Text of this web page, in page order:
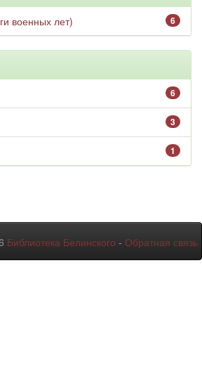
6
военных лет)
6
3
1
Библиотека Белинского - Обратная связь